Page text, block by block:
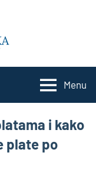
Menu
i kako
plate po